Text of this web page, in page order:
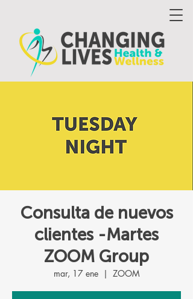
Consulta de nuevos
clientes -Martes
ZOOM Group
mar, 17 ene
  |
ZOOM